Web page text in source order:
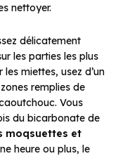
nettoyer.
délicatement
les parties les plus
miettes, usez d’un
remplies de
Vous
du bicarbonate de
moqsuettes et
heure ou plus, le